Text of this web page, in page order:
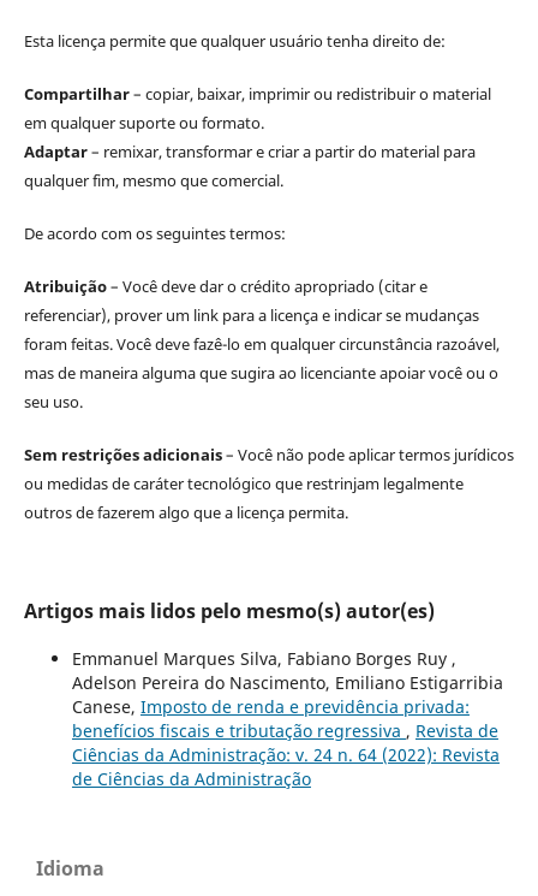
Esta licença permite que qualquer usuário tenha direito de:
Compartilhar– copiar, baixar, imprimir ou redistribuir o material
em qualquer suporte ou formato.
Adaptar– remixar, transformar e criar a partir do material para
qualquer fim, mesmo que comercial.
De acordo com os seguintes termos:
Atribuição– Você deve dar o crédito apropriado (citar e
referenciar), prover um link para a licença e indicar se mudanças
foram feitas. Você deve fazê-lo em qualquer circunstância razoável,
mas de maneira alguma que sugira ao licenciante apoiar você ou o
seu uso.
Sem restrições adicionais– Você não pode aplicar termos jurídicos
ou medidas de caráter tecnológico que restrinjam legalmente
outros de fazerem algo que a licença permita.
Artigos mais lidos pelo mesmo(s) autor(es)
Emmanuel Marques Silva, Fabiano Borges Ruy ,
Adelson Pereira do Nascimento, Emiliano Estigarribia
Canese, Imposto de renda e previdência privada:
benefícios fiscais e tributação regressiva , Revista de
Ciências da Administração: v. 24 n. 64 (2022): Revista
de Ciências da Administração
Idioma